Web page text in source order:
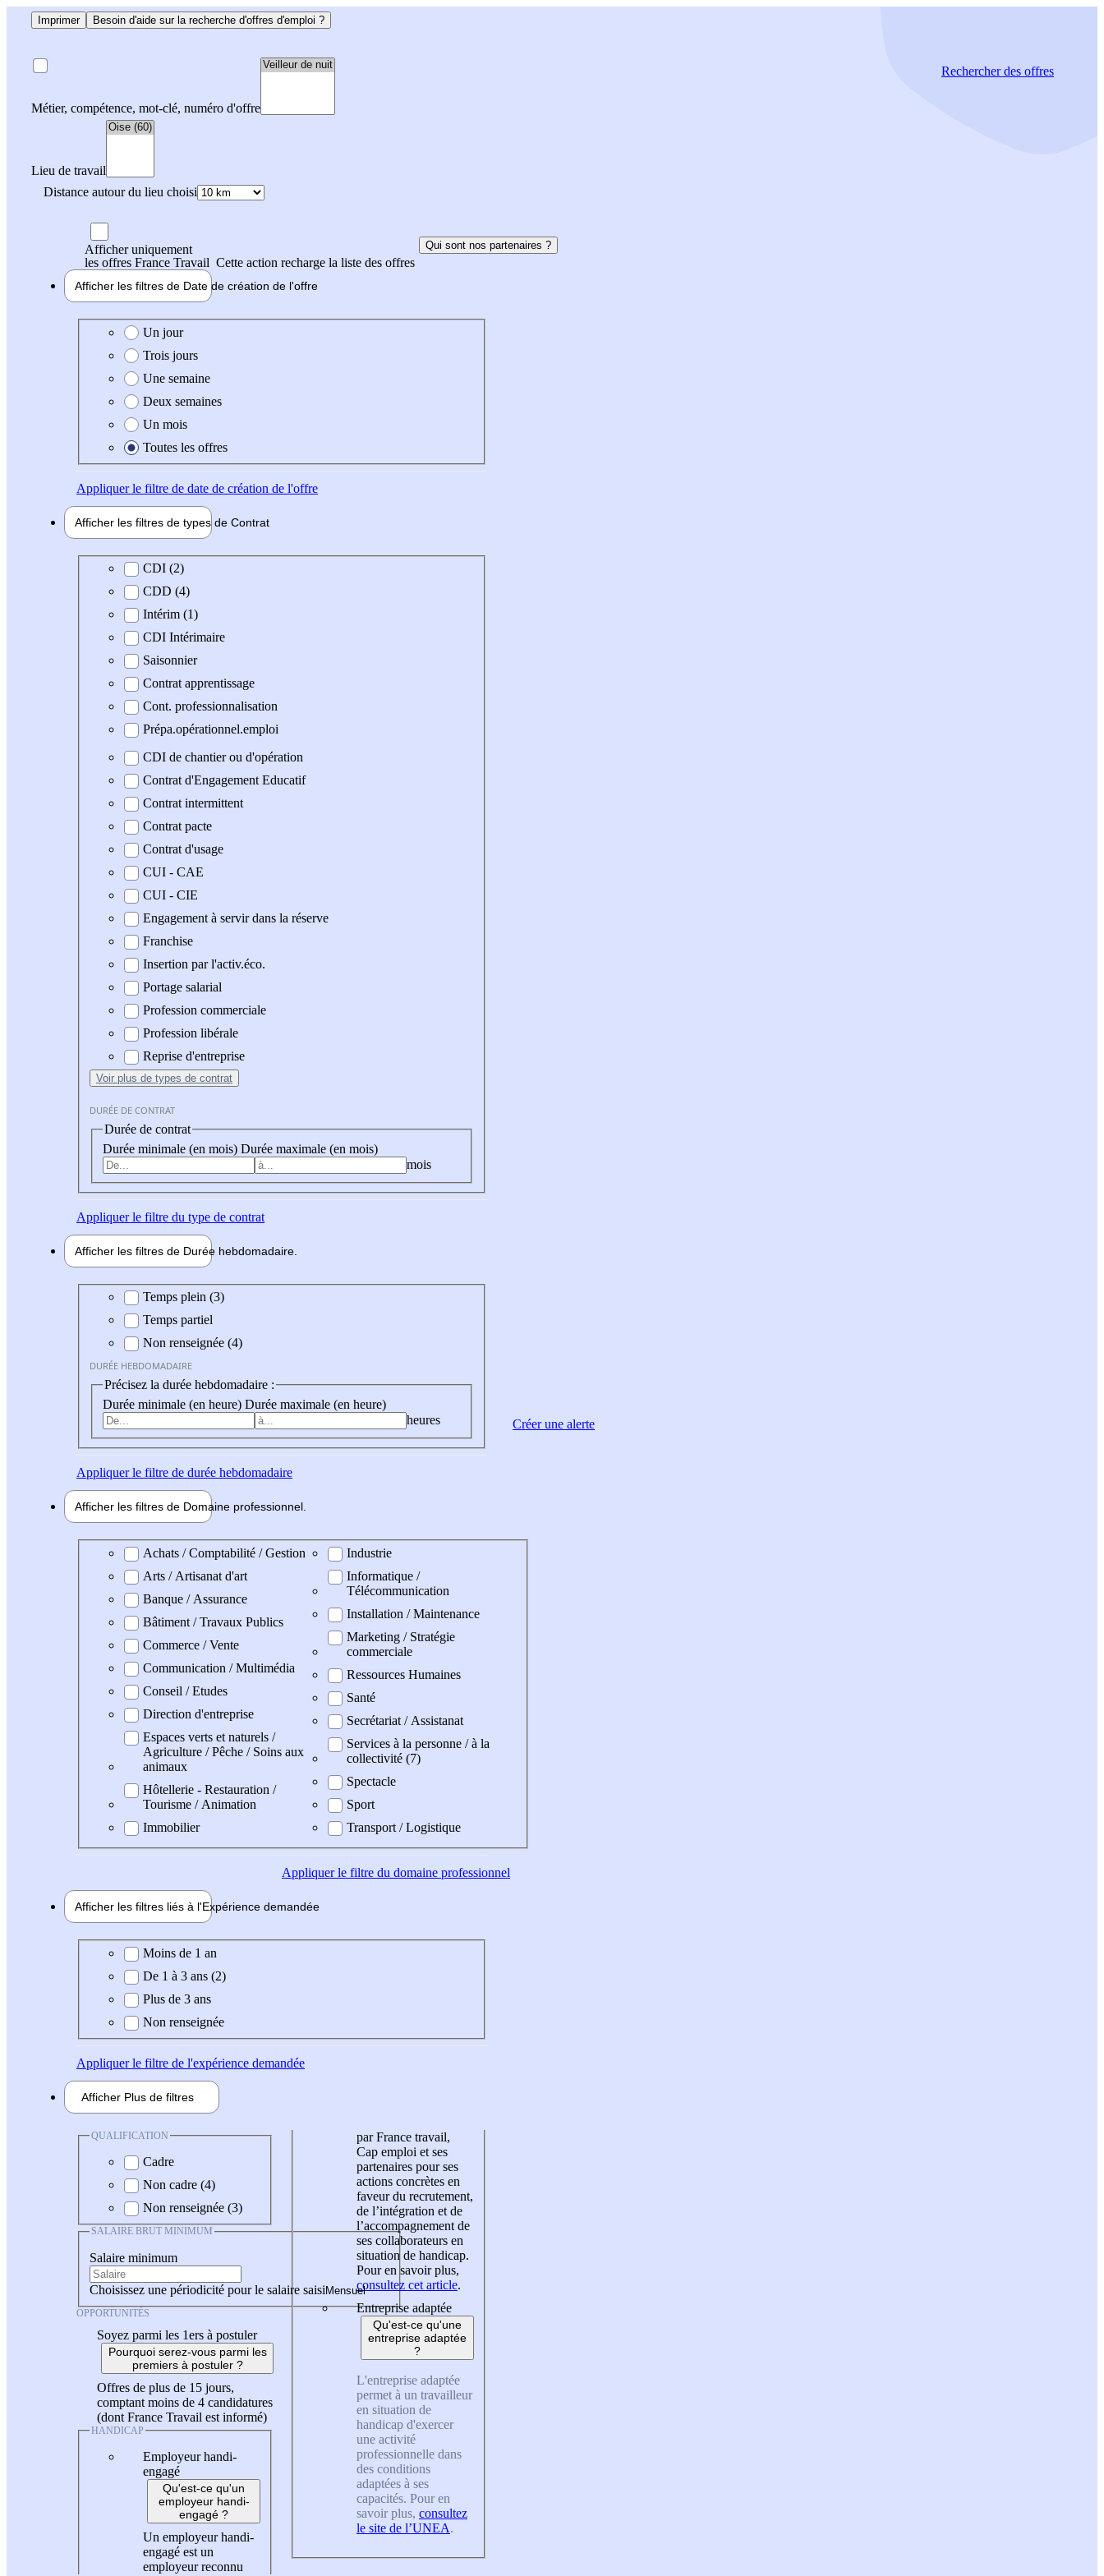
Imprimer Besoin d'aide sur la recherche d'offres d'emploi ?
Métier, compétence, mot-clé, numéro d'offre
Lieu de travail
Distance autour du lieu choisi
Rechercherdes offres
Afficher uniquement
les offres France Travail Cette action recharge la liste des offres
Qui sont nos partenaires ?
Afficher les filtres de Date de création de l'offre
Date de création de l'offre
Un jour
Trois jours
Une semaine
Deux semaines
Un mois
Toutes les offres
Appliquerle filtre de date de création de l'offre
Afficher les filtres de types de Contrat
Type de contrat
CDI (2)
CDD (4)
Intérim (1)
CDI Intérimaire
Saisonnier
Contrat apprentissage
Cont. professionnalisation
Prépa.opérationnel.emploi
CDI de chantier ou d'opération
Contrat d'Engagement Educatif
Contrat intermittent
Contrat pacte
Contrat d'usage
CUI - CAE
CUI - CIE
Engagement à servir dans la réserve
Franchise
Insertion par l'activ.éco.
Portage salarial
Profession commerciale
Profession libérale
Reprise d'entreprise
Voir plus de types de contrat
DURÉE DE CONTRAT
Durée de contrat
Durée minimale (en mois) Durée maximale (en mois)
mois
Appliquerle filtre du type de contrat
Afficher les filtres de Durée hebdomadaire
Durée hebdomadaire
Temps plein (3)
Temps partiel
Non renseignée (4)
DURÉE HEBDOMADAIRE
Précisez la durée hebdomadaire :
Durée minimale (en heure) Durée maximale (en heure)
heures
Appliquerle filtre de durée hebdomadaire
Afficher les filtres de Domaine professionnel
Domaine professionel
Achats / Comptabilité / Gestion
Arts / Artisanat d'art
Banque / Assurance
Bâtiment / Travaux Publics
Commerce / Vente
Communication / Multimédia
Conseil / Etudes
Direction d'entreprise
Espaces verts et naturels /
Agriculture / Pêche / Soins aux
animaux
Hôtellerie - Restauration /
Tourisme / Animation
Immobilier
Industrie
Informatique /
Télécommunication
Installation / Maintenance
Marketing / Stratégie
commerciale
Ressources Humaines
Santé
Secrétariat / Assistanat
Services à la personne / à la
collectivité (7)
Spectacle
Sport
Transport / Logistique
Appliquerle filtre du domaine professionnel
Afficher les filtres liés à l'Expérience demandée
Expérience demandée
Moins de 1 an
De 1 à 3 ans (2)
Plus de 3 ans
Non renseignée
Appliquerle filtre de l'expérience demandée
Afficher Plus de filtres
QUALIFICATION
Cadre
Non cadre (4)
Non renseignée (3)
SALAIRE BRUT MINIMUM
Salaire minimum
Choisissez une périodicité pour le salaire saisi
OPPORTUNITÉS
Soyez parmi les 1ers à postuler
Pourquoi serez-vous parmi les
premiers à postuler ?
Offres de plus de 15 jours,
comptant moins de 4 candidatures
(dont France Travail est informé)
HANDICAP
Employeur handi-
engagé
Qu'est-ce qu'un
employeur handi-
engagé ?
Un employeur handi-
engagé est un
employeur reconnu
par France travail,
Cap emploi et ses
partenaires pour ses
actions concrètes en
faveur du recrutement,
de l’intégration et de
l’accompagnement de
ses collaborateurs en
situation de handicap.
Pour en savoir plus,
consultez cet article.
Entreprise adaptée
Qu'est-ce qu'une
entreprise adaptée
?
L'entreprise adaptée
permet à un travailleur
en situation de
handicap d'exercer
une activité
professionnelle dans
des conditions
adaptées à ses
capacités. Pour en
savoir plus, consultez
le site de l’UNEA.
Créer une alerte